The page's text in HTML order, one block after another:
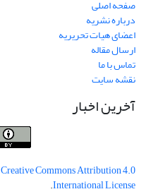
صفحه اصلی
درباره نشریه
اعضای هیات تحریریه
ارسال مقاله
تماس با ما
نقشه سایت
آخرین اخبار
Creative Commons Attribution 4.0
International License
.